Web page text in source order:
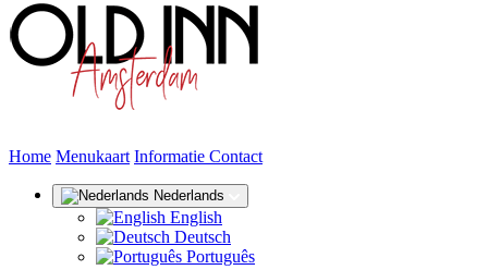
Home Menukaart Informatie Contact(huidige)
Nederlands
English
Deutsch
Português